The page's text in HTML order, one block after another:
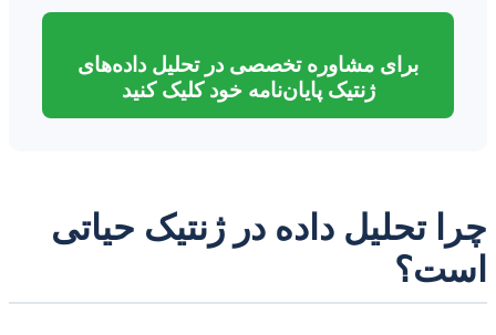
برای مشاوره تخصصی در تحلیل داده‌های
ژنتیک پایان‌نامه خود کلیک کنید
چرا تحلیل داده در ژنتیک حیاتی
است؟